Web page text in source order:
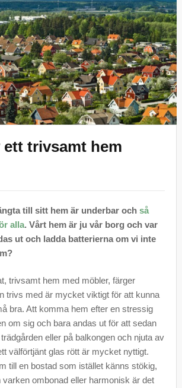
ett trivsamt hem
till sitt hem är underbar och så
alla. Vårt hem är ju vår borg och var
ut och ladda batterierna om vi inte
trivsamt hem med möbler, färger
trivs med är mycket viktigt för att kunna
bra. Att komma hem efter en stressig
om sig och bara andas ut för att sedan
eller på balkongen och njuta av
välförtjänt glas rött är mycket nyttigt.
till en bostad som istället känns stökig,
varken ombonad eller harmonisk är det